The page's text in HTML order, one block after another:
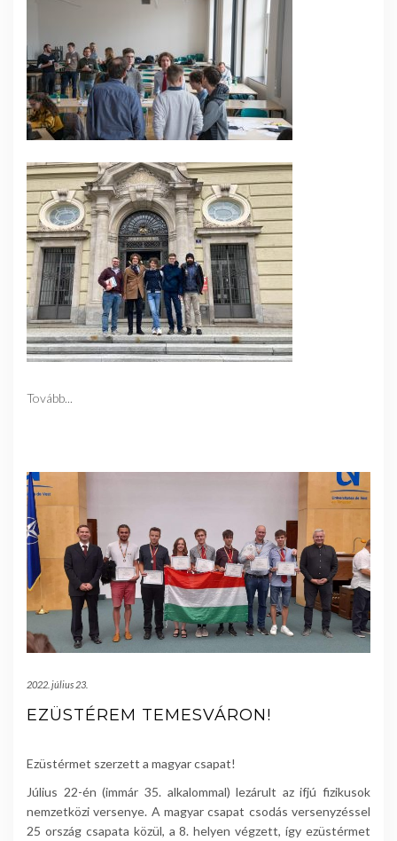
Tovább...
2022. július 23.
EZÜSTÉREM TEMESVÁRON!
Ezüstérmet szerzett a magyar csapat!
Július 22-én (immár 35. alkalommal) lezárult az ifjú fizikusok
nemzetközi versenye. A magyar csapat csodás versenyzéssel
25 ország csapata közül, a 8. helyen végzett, így ezüstérmet